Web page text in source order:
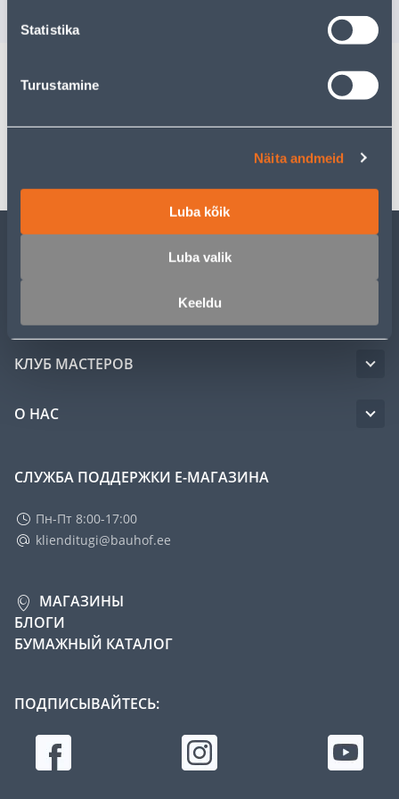
Statistika
Turustamine
Näita andmeid
Luba kõik
Luba valik
Keeldu
ОБСЛУЖИВАНИЕ ЧАСТНЫХ КЛИЕНТОВ
КЛУБ МАСТЕРОВ
О НАС
СЛУЖБА ПОДДЕРЖКИ Е-МАГАЗИНА
Пн-Пт 8:00-17:00
klienditugi@bauhof.ee
МАГАЗИНЫ
БЛОГИ
БУМАЖНЫЙ КАТАЛОГ
ПОДПИСЫВАЙТЕСЬ: